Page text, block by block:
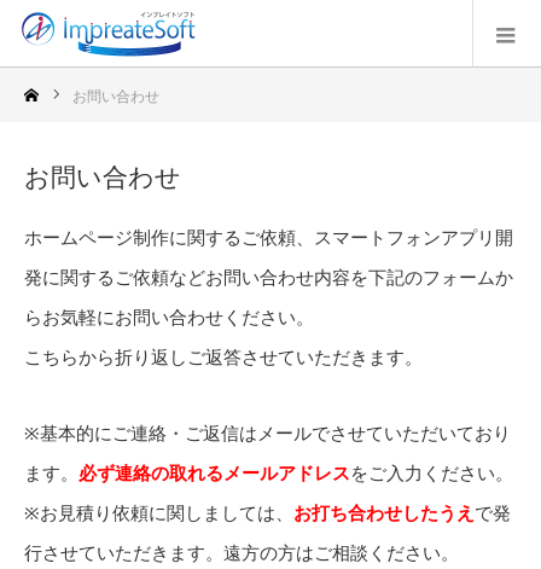
お問い合わせ
お問い合わせ
ホームページ制作に関するご依頼、スマートフォンアプリ開
発に関するご依頼などお問い合わせ内容を下記のフォームか
らお気軽にお問い合わせください。
こちらから折り返しご返答させていただきます。
※基本的にご連絡・ご返信はメールでさせていただいており
ます。 必ず連絡の取れるメールアドレスをご入力ください。
※お見積り依頼に関しましては、 お打ち合わせしたうえ で発
行させていただきます。遠方の方はご相談ください。